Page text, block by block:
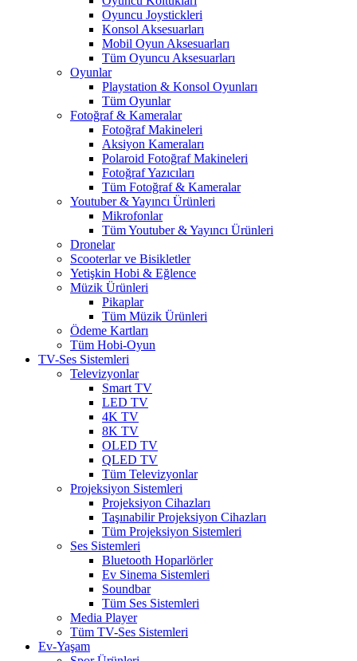
Oyuncu Joystickleri
Konsol Aksesuarları
Mobil Oyun Aksesuarları
Tüm Oyuncu Aksesuarları
Oyunlar
Playstation & Konsol Oyunları
Tüm Oyunlar
Fotoğraf & Kameralar
Fotoğraf Makineleri
Aksiyon Kameraları
Polaroid Fotoğraf Makineleri
Fotoğraf Yazıcıları
Tüm Fotoğraf & Kameralar
Youtuber & Yayıncı Ürünleri
Mikrofonlar
Tüm Youtuber & Yayıncı Ürünleri
Dronelar
Scooterlar ve Bisikletler
Yetişkin Hobi & Eğlence
Müzik Ürünleri
Pikaplar
Tüm Müzik Ürünleri
Ödeme Kartları
Tüm Hobi-Oyun
TV-Ses Sistemleri
Televizyonlar
Smart TV
LED TV
4K TV
8K TV
OLED TV
QLED TV
Tüm Televizyonlar
Projeksiyon Sistemleri
Projeksiyon Cihazları
Taşınabilir Projeksiyon Cihazları
Tüm Projeksiyon Sistemleri
Ses Sistemleri
Bluetooth Hoparlörler
Ev Sinema Sistemleri
Soundbar
Tüm Ses Sistemleri
Media Player
Tüm TV-Ses Sistemleri
Ev-Yaşam